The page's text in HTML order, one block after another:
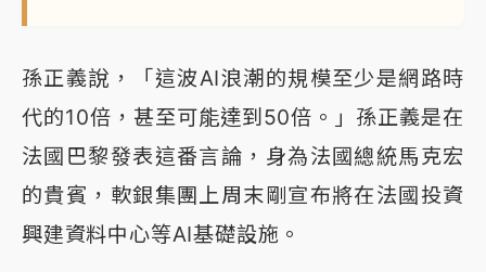
孫正義說，「這波AI浪潮的規模至少是網路時
代的10倍，甚至可能達到50倍。」孫正義是在
法國巴黎發表這番言論，身為法國總統馬克宏
的貴賓，軟銀集團上周末剛宣布將在法國投資
興建資料中心等AI基礎設施。